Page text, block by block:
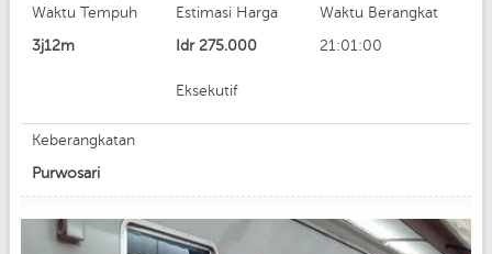
Waktu Tempuh
3j12m
Estimasi Harga
Idr 275.000
Eksekutif
Waktu Berangkat
21:01:00
Keberangkatan
Purwosari